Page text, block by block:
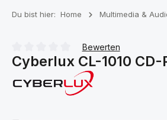
Du bist hier: Home Multimedia &
Durchschnittliche Bewertung von 0 von
Bewerten
Cyberlux CL-1010